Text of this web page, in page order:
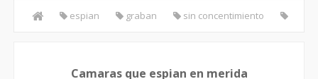
espian graban sin concentimiento
Camaras que espian en merida